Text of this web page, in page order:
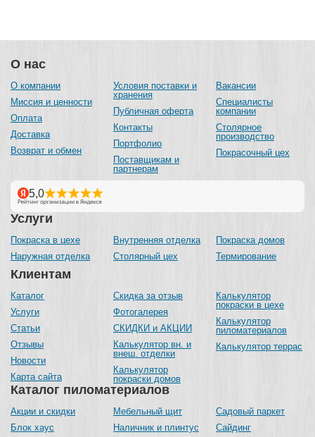
О нас
О компании
Миссия и ценности
Оплата
Доставка
Возврат и обмен
Условия поставки и
хранения
Публичная оферта
Контакты
Портфолио
Поставщикам и
партнерам
Вакансии
Специалисты
компании
Столярное
производство
Покрасочный цех
Каталог пиломатериалов
Акции и скидки
Блок хаус
Мебельный щит
Наличник и плинтус
Садовый паркет
Сайдинг
Услуги
Покраска в цехе
Наружная отделка
Внутренняя отделка
Столярный цех
Покраска домов
Термирование
Клиентам
Каталог
Услуги
Статьи
Отзывы
Новости
Карта сайта
Скидка за отзыв
Фотогалерея
СКИДКИ и АКЦИИ
Калькулятор вн. и
внеш. отделки
Калькулятор
покраски домов
Калькулятор
покраски в цехе
Калькулятор
пиломатериалов
Калькулятор террас